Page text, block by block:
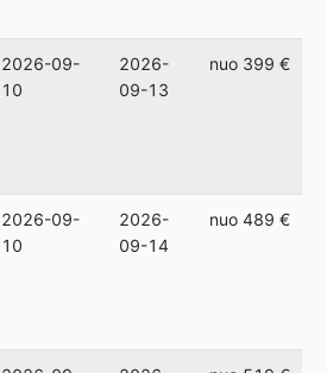
2026-09-
10
2026-
09-13
nuo 399 €
2026-09-
10
2026-
09-14
nuo 489 €